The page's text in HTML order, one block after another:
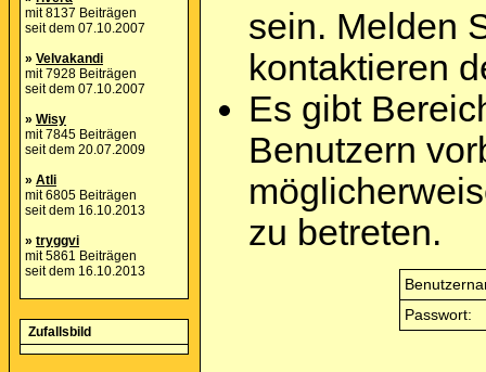
mit 8137 Beiträgen
seit dem 07.10.2007
» Velvakandi
mit 7928 Beiträgen
seit dem 07.10.2007
» Wisy
mit 7845 Beiträgen
seit dem 20.07.2009
» Atli
mit 6805 Beiträgen
seit dem 16.10.2013
» tryggvi
mit 5861 Beiträgen
seit dem 16.10.2013
Zufallsbild
sein. Melden
kontaktieren
Es gibt
Benutzern
zu betreten.
Passwort: